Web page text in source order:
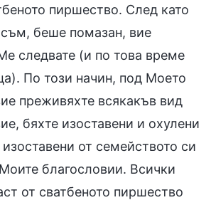
пиршество. След като
съм, беше помазан, вие
следвате (и по това време
По този начин, под Моето
преживяхте всякакъв вид
бяхте изоставени и охулени
изоставени от семейството си
благословии. Всички
от сватбеното пиршество